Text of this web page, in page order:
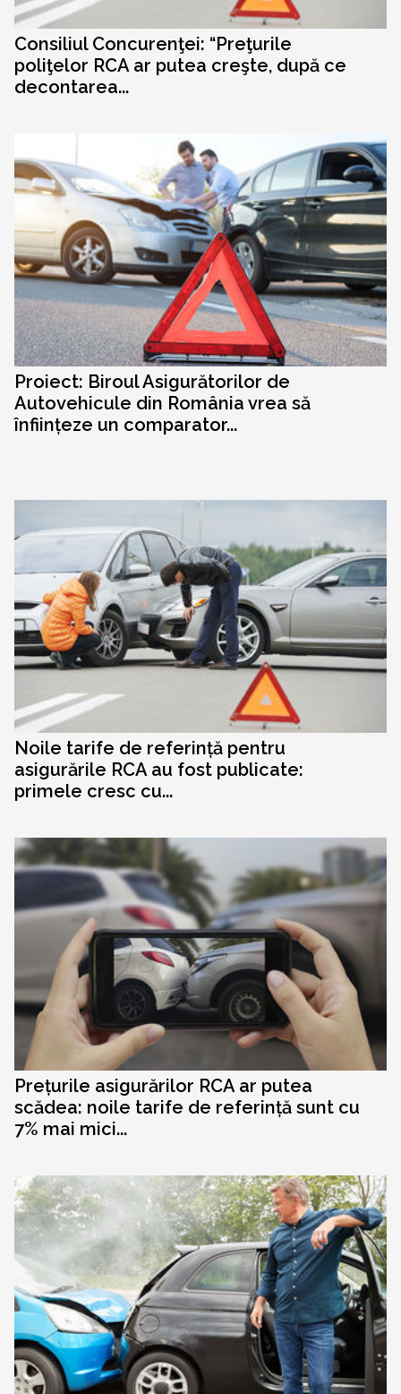
Consiliul Concurenţei: “Preţurile
poliţelor RCA ar putea creşte, după ce
decontarea...
Proiect: Biroul Asigurătorilor de
Autovehicule din România vrea să
înființeze un comparator...
Noile tarife de referință pentru
asigurările RCA au fost publicate:
primele cresc cu...
Prețurile asigurărilor RCA ar putea
scădea: noile tarife de referință sunt cu
7% mai mici...